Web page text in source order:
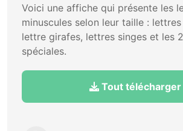
Voici une affiche qui présente les
minuscules selon leur taille :
lettre girafes, lettres singes et les
spéciales.
Tout télécharger